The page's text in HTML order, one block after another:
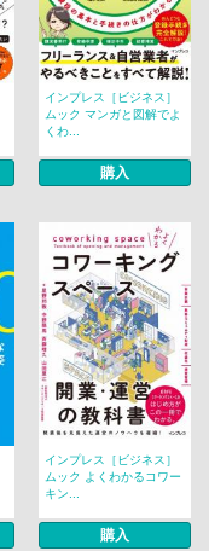
インプレス［ビジネス］
ムック マンガと図解でよ
くわ...
購入
インプレス［ビジネス］
ムック よくわかるコワー
キン...
購入